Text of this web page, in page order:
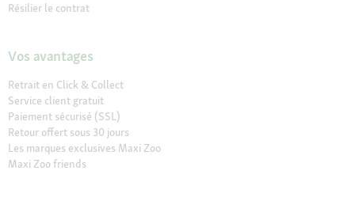
Résilier le contrat
Vos avantages
Retrait en Click & Collect
Service client gratuit
Paiement sécurisé (SSL)
Retour offert sous 30 jours
Les marques exclusives Maxi Zoo
Maxi Zoo friends